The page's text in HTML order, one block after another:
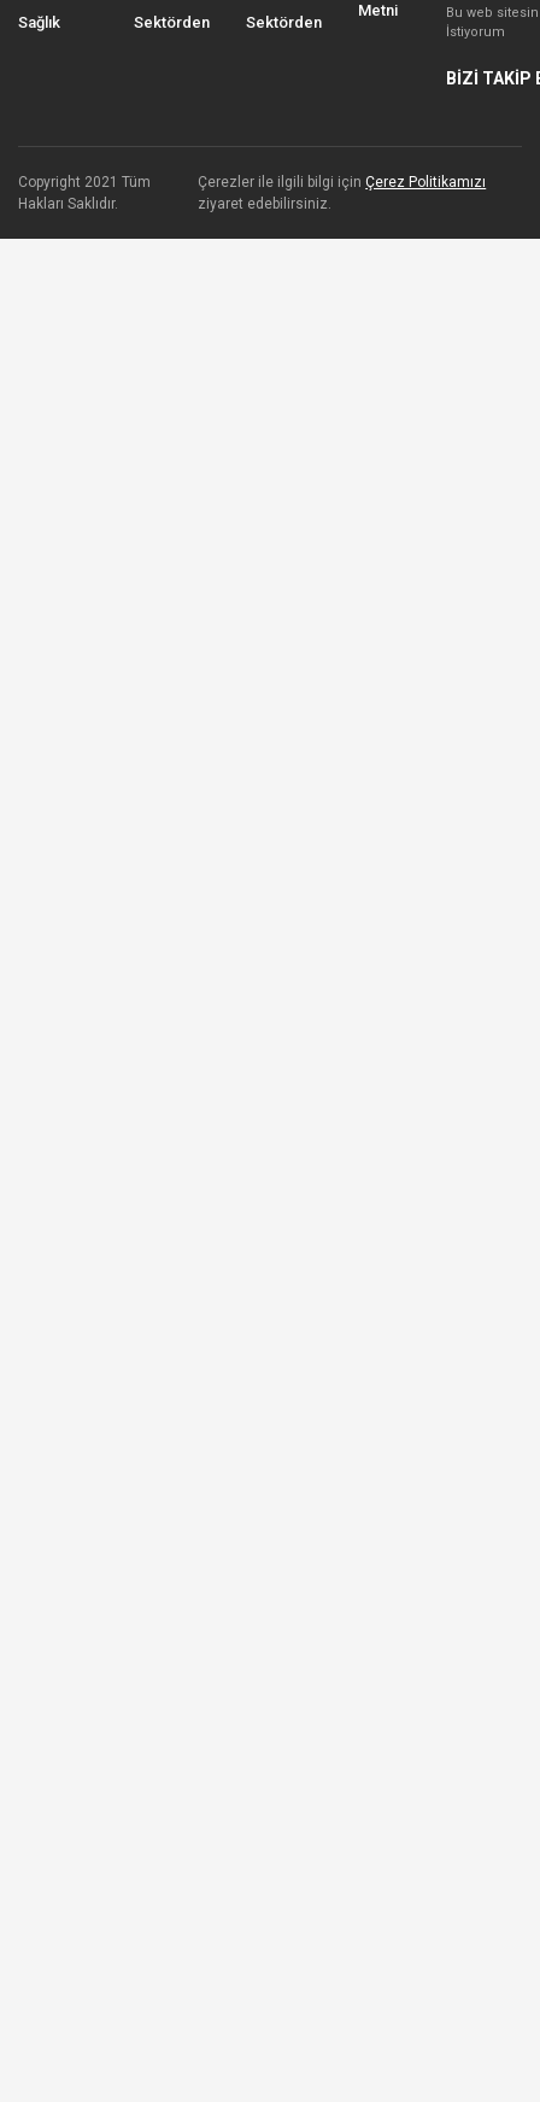
Sağlık
Sektörden
Sektörden
Metni
Bu web
İstiyorum
BİZİ TAKİP
Copyright 2021 Tüm
Hakları Saklıdır.
Çerezler ile ilgili bilgi içinÇerez Politikamızı
ziyaret edebilirsiniz.